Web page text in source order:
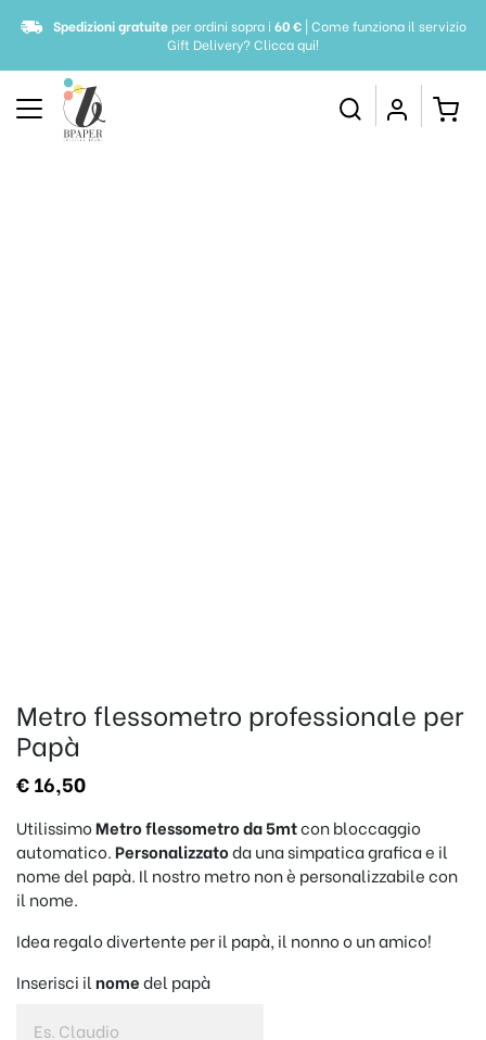
Spedizioni gratuiteper ordini sopra i 60 €| Come funziona il servizio
Gift Delivery?Clicca qui!
Metro flessometro professionale per
Papà
€16,50
UtilissimoMetro flessometro da 5mtcon bloccaggio
automatico.Personalizzatoda una simpatica grafica e il
nome del papà. Il nostro metro non è personalizzabile con
il nome.
Idea regalo divertente per il papà, il nonno o un amico!
Inserisci il nomedel papà